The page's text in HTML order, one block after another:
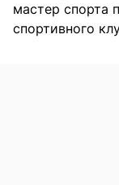
мастер спорта
спортивного